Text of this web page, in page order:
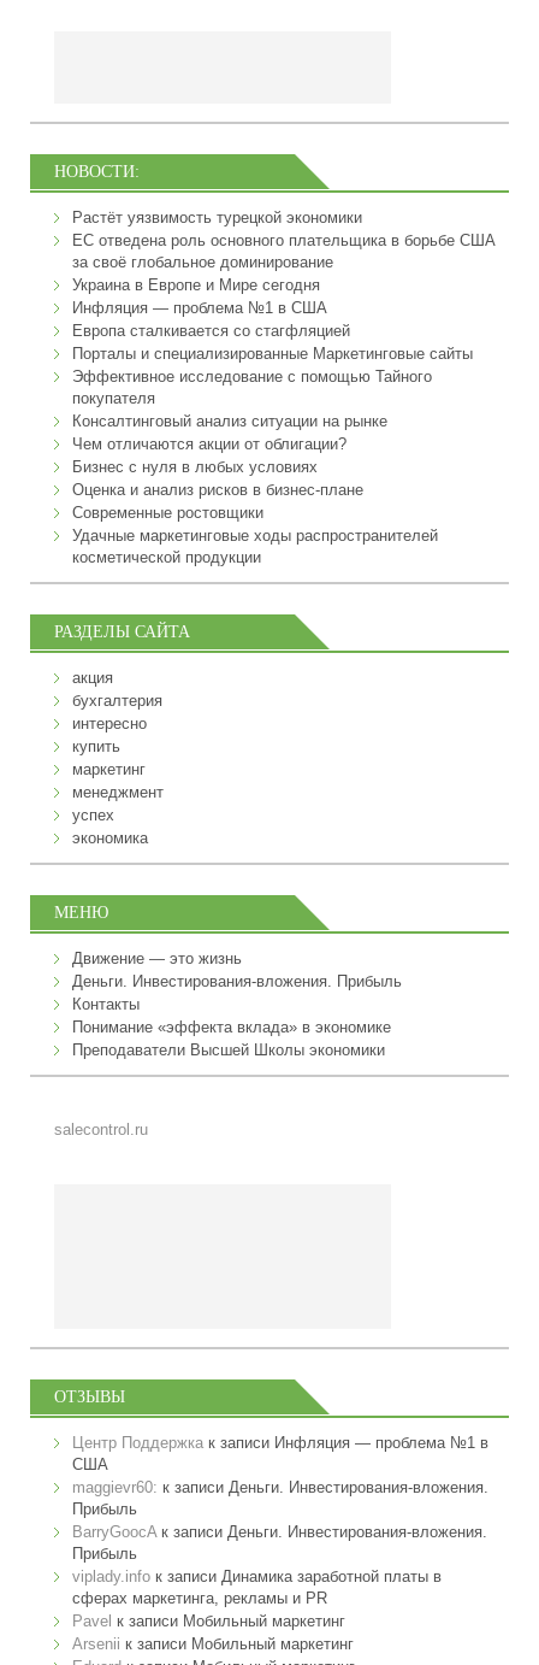
НОВОСТИ:
Растёт уязвимость турецкой экономики
ЕС отведена роль основного плательщика в борьбе США
за своё глобальное доминирование
Украина в Европе и Мире сегодня
Инфляция — проблема №1 в США
Европа сталкивается со стагфляцией
Порталы и специализированные Маркетинговые сайты
Эффективное исследование с помощью Тайного
покупателя
Консалтинговый анализ ситуации на рынке
Чем отличаются акции от облигации?
Бизнес с нуля в любых условиях
Оценка и анализ рисков в бизнес-плане
Современные ростовщики
Удачные маркетинговые ходы распространителей
косметической продукции
РАЗДЕЛЫ САЙТА
акция
бухгалтерия
интересно
купить
маркетинг
менеджмент
успех
экономика
МЕНЮ
Движение — это жизнь
Деньги. Инвестирования-вложения. Прибыль
Контакты
Понимание «эффекта вклада» в экономике
Преподаватели Высшей Школы экономики
salecontrol.ru
ОТЗЫВЫ
Центр Поддержка к записи Инфляция — проблема №1 в
США
maggievr60: к записи Деньги. Инвестирования-вложения.
Прибыль
BarryGoocA к записи Деньги. Инвестирования-вложения.
Прибыль
viplady.info к записи Динамика заработной платы в
сферах маркетинга, рекламы и PR
Pavel к записи Мобильный маркетинг
Arsenii к записи Мобильный маркетинг